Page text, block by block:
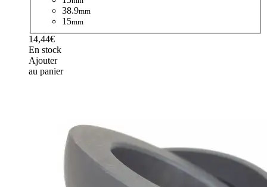
38.9mm
15mm
14,44€
En stock
Ajouter
au panier